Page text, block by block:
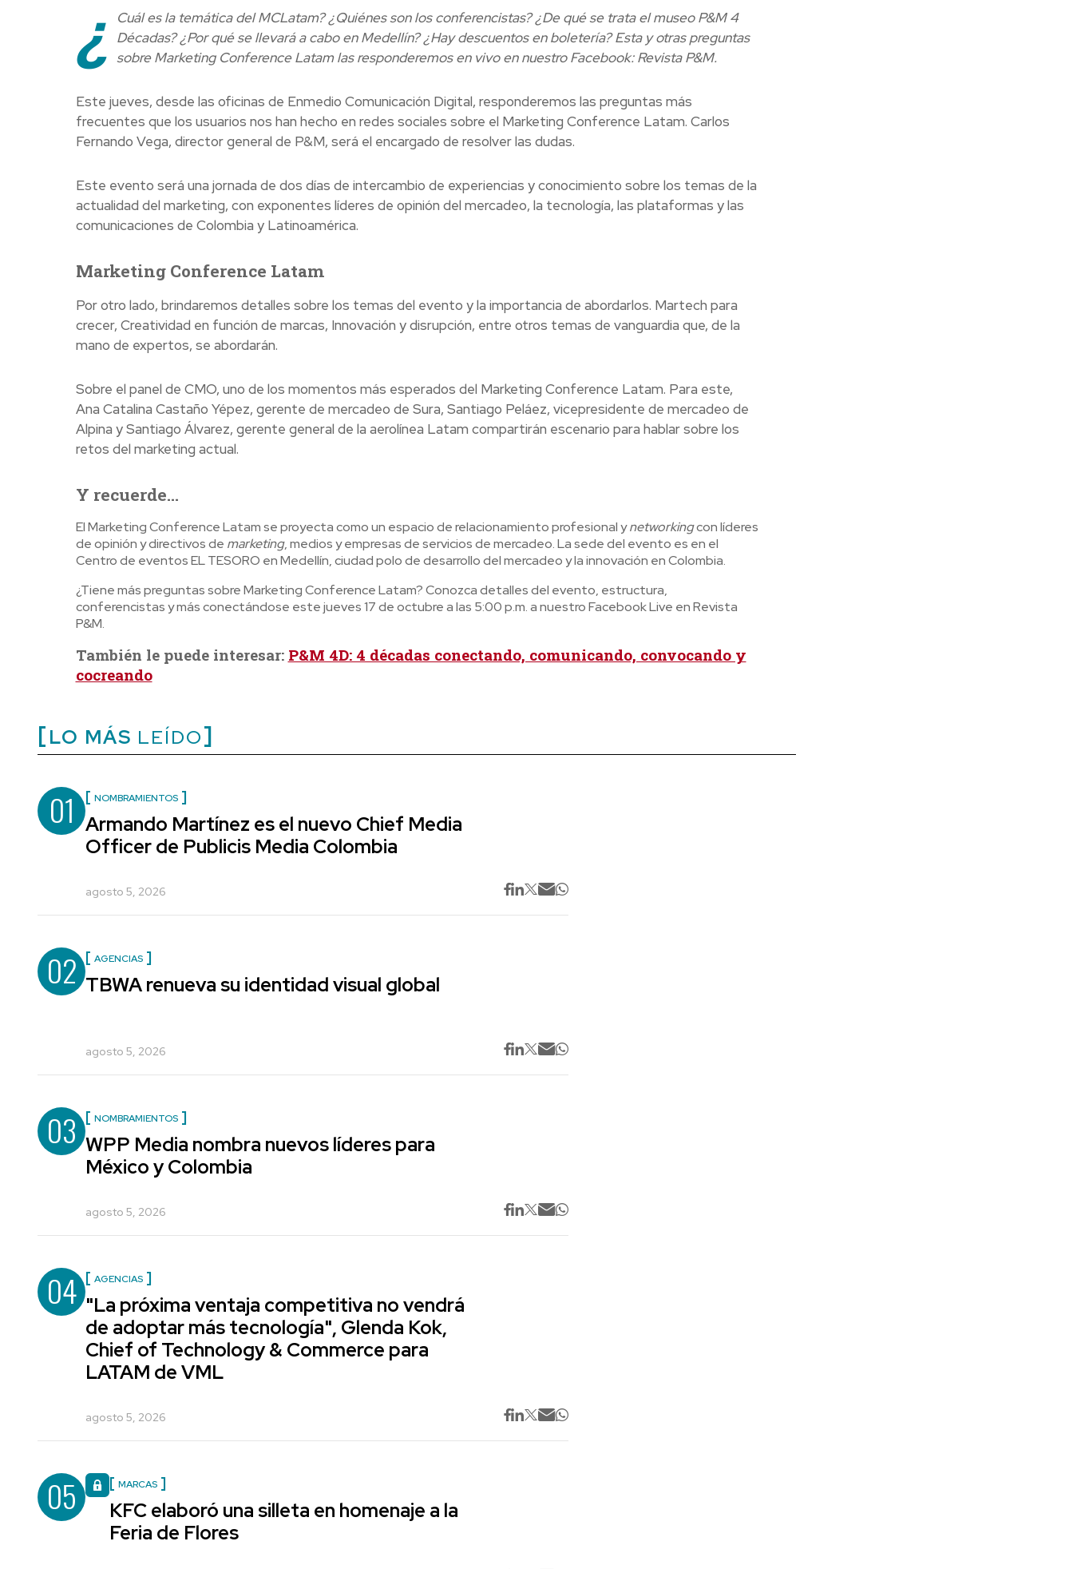
¿
Cuál es la temática del MCLatam? ¿Quiénes son los conferencistas? ¿De qué se trata el museo P&M 4
Décadas? ¿Por qué se llevará a cabo en Medellín? ¿Hay descuentos en boletería? Esta y otras preguntas
sobre Marketing Conference Latam las responderemos en vivo en nuestro Facebook: Revista P&M.
Este jueves, desde las oficinas de Enmedio Comunicación Digital, responderemos las preguntas más
frecuentes que los usuarios nos han hecho en redes sociales sobre el Marketing Conference Latam. Carlos
Fernando Vega, director general de P&M, será el encargado de resolver las dudas.
Este evento será una jornada de dos días de intercambio de experiencias y conocimiento sobre los temas de la
actualidad del marketing, con exponentes líderes de opinión del mercadeo, la tecnología, las plataformas y las
comunicaciones de Colombia y Latinoamérica.
Marketing Conference Latam
Por otro lado, brindaremos detalles sobre los temas del evento y la importancia de abordarlos. Martech para
crecer, Creatividad en función de marcas, Innovación y disrupción, entre otros temas de vanguardia que, de la
mano de expertos, se abordarán.
Sobre el panel de CMO, uno de los momentos más esperados del Marketing Conference Latam. Para este,
Ana Catalina Castaño Yépez, gerente de mercadeo de Sura, Santiago Peláez, vicepresidente de mercadeo de
Alpina y Santiago Álvarez, gerente general de la aerolínea Latam compartirán escenario para hablar sobre los
retos del marketing actual.
Y recuerde…
El Marketing Conference Latam se proyecta como un espacio de relacionamiento profesional ynetworkingcon líderes
de opinión y directivos de marketing, medios y empresas de servicios de mercadeo. La sede del evento es en el
Centro de eventos EL TESORO en Medellín, ciudad polo de desarrollo del mercadeo y la innovación en Colombia.
¿Tiene más preguntas sobre Marketing Conference Latam? Conozca detalles del evento, estructura,
conferencistas y más conectándose este jueves 17 de octubre a las 5:00 p.m. a nuestro Facebook Live en Revista
P&M.
También le puede interesar: P&M 4D: 4 décadas conectando, comunicando, convocando y
cocreando
LO MÁS LEÍDO
01 NOMBRAMIENTOS
Armando Martínez es el nuevo Chief Media
Officer de Publicis Media Colombia
agosto 5, 2026
02 AGENCIAS
TBWA renueva su identidad visual global
agosto 5, 2026
03 NOMBRAMIENTOS
WPP Media nombra nuevos líderes para
México y Colombia
agosto 5, 2026
04 AGENCIAS
"La próxima ventaja competitiva no vendrá
de adoptar más tecnología", Glenda Kok,
Chief of Technology & Commerce para
LATAM de VML
agosto 5, 2026
05 MARCAS
KFC elaboró una silleta en homenaje a la
Feria de Flores